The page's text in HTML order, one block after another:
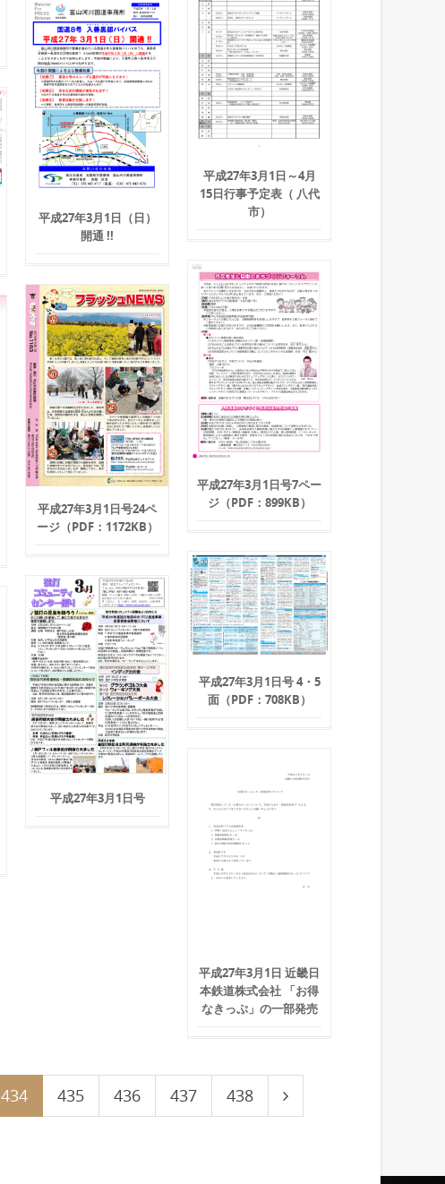
平成27年3月1日～4月
15日行事予定表（ 八代
市）
平成27年3月1日（日）
開通 !!
平成27年3月1日号7ペー
ジ（PDF：899KB）
平成27年3月1日号24ペ
ージ（PDF：1172KB）
平成27年3月1日号 4・5
面（PDF：708KB）
平成27年3月1日号
平成27年3月1日 近畿日
本鉄道株式会社 「お得
なきっぷ」の一部発売
434 435 436 437 438